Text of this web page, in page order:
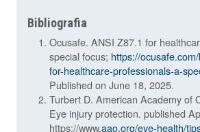
Bibliografia
Ocusafe. ANSI Z87.1 for
special focus; https://
for-healthcare-professionals-a-
Published on June 18, 2025.
Turbert D. American Academy of
Eye injury protection. published
https://www.aao.org/eye-health/